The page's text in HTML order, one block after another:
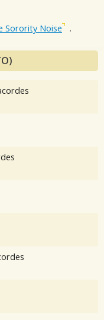
Sorority Noise .